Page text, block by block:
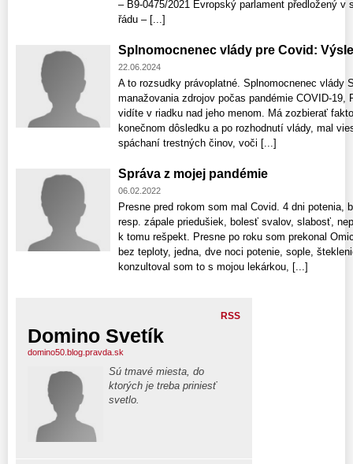
– B9-0475/2021 Evropský parlament předložený v
řádu – [...]
Splnomocnenec vlády pre Covid:
22.06.2024
A to rozsudky právoplatné. Splnomocnenec vlády
manažovania zdrojov počas pandémie COVID-
vidíte v riadku nad jeho menom. Má zozbierať
konečnom dôsledku a po rozhodnutí vlády, mal
spáchaní trestných činov, voči [...]
Správa z mojej pandémie
06.02.2022
Presne pred rokom som mal Covid. 4 dni potenia,
resp. zápale priedušiek, bolesť svalov, slabosť,
k tomu rešpekt. Presne po roku som prekonal
bez teploty, jedna, dve noci potenie, sople,
konzultoval som to s mojou lekárkou, [...]
RSS
Domino Svetík
domino50.blog.pravda.sk
Sú tmavé miesta, do
ktorých je treba priniesť
svetlo.